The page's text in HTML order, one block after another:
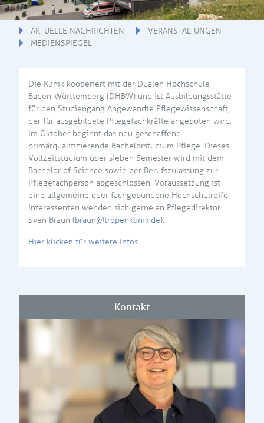
AKTUELLE NACHRICHTEN
VERANSTALTUNGEN
MEDIENSPIEGEL
Kontakt
Die Klinik kooperiert mit der Dualen Hochschule
Baden-Württemberg (DHBW) und ist Ausbildungsstätte
für den Studiengang Angewandte Pflegewissenschaft,
der für ausgebildete Pflegefachkräfte angeboten wird.
Im Oktober beginnt das neu geschaffene
primärqualifizierende Bachelorstudium Pflege. Dieses
Vollzeitstudium über sieben Semester wird mit dem
Bachelor of Science sowie der Berufszulassung zur
Pflegefachperson abgeschlossen. Voraussetzung ist
eine allgemeine oder fachgebundene Hochschulreife.
Interessenten wenden sich gerne an Pflegedirektor
Sven Braun (braun@tropenklinik.de).
Hier klicken für weitere Infos.